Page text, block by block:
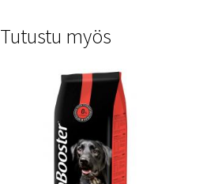
Tutustu myös